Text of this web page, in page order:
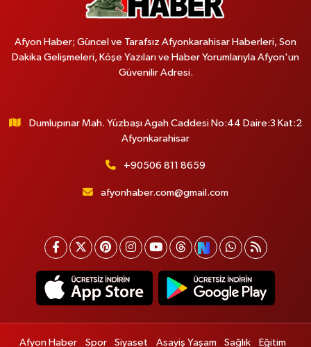
Afyon Haber; Güncel ve Tarafsız Afyonkarahisar Haberleri, Son
Dakika Gelişmeleri, Köşe Yazıları ve Haber Yorumlarıyla Afyon'un
Güvenilir Adresi.
Dumlupınar Mah. Yüzbaşı Agah Caddesi No:44 Daire:3 Kat:2
Afyonkarahisar
+90506 811 8659
afyonhaber.com@gmail.com
Afyon Haber Spor Siyaset Asayiş Yaşam Sağlık Eğitim